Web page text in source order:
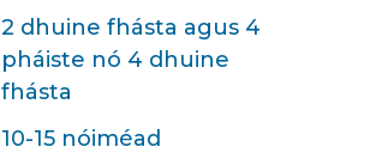
2 dhuine fhásta agus 4
pháiste nó 4 dhuine
fhásta
10-15 nóiméad